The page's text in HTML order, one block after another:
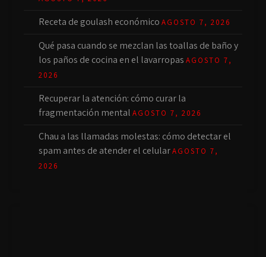
Receta de goulash económico AGOSTO 7, 2026
Qué pasa cuando se mezclan las toallas de baño y
los paños de cocina en el lavarropas AGOSTO 7,
2026
Recuperar la atención: cómo curar la
fragmentación mental AGOSTO 7, 2026
Chau a las llamadas molestas: cómo detectar el
spam antes de atender el celularAGOSTO 7,
2026